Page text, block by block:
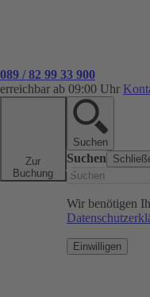
089 / 82 99 33 900
erreichbar ab 09:00 Uhr
Zur
Buchung
Suchen
Suchen
Wir benötigen
Einwilligen